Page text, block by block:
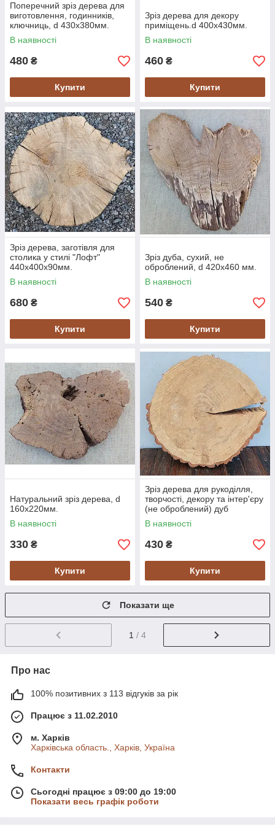
Поперечний зріз дерева для
виготовлення, годинників,
ключниць, d 430х380мм.
В наявності
480 ₴
Купити
Зріз дерева для декору
приміщень.d 400х430мм.
В наявності
460 ₴
Купити
Зріз дерева, заготівля для
столика у стилі "Лофт"
440х400х90мм.
В наявності
680 ₴
Купити
Зріз дуба, сухий, не
оброблений, d 420х460 мм.
В наявності
540 ₴
Купити
Натуральний зріз дерева, d
160х220мм.
В наявності
330 ₴
Купити
Зріз дерева для рукоділля,
творчості, декору та інтер'єру
(не оброблений) дуб
400х390х70мм.
В наявності
430 ₴
Купити
Показати ще
1 / 4
Про нас
100% позитивних з 113 відгуків за рік
Працює з 11.02.2010
м. Харків
Харківська область., Харків, Україна
Контакти
Сьогодні працює з 09:00 до 19:00
Показати весь графік роботи